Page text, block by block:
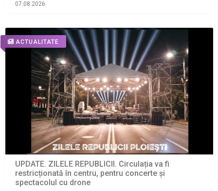
07.08.2026
ACTUALITATE
UPDATE. ZILELE REPUBLICII. Circulația va fi
restricționată în centru, pentru concerte și
spectacolul cu drone